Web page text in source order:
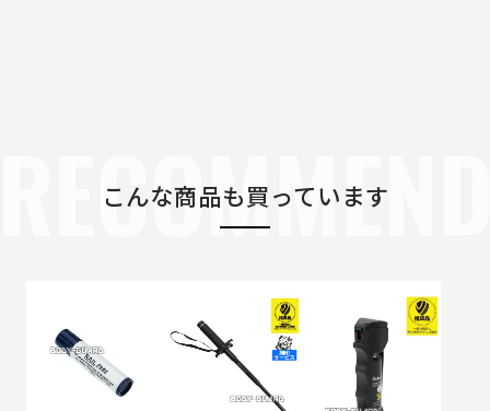
こんな商品も買っています